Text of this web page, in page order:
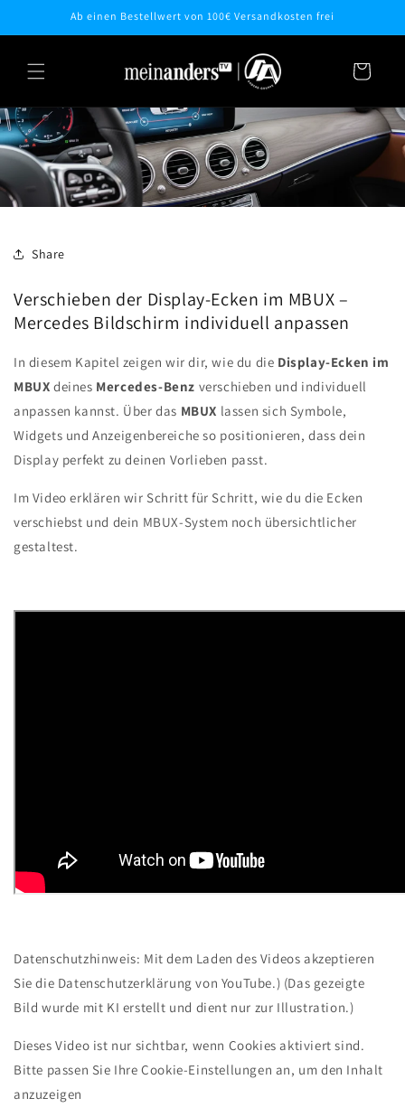
Inhalt
Ab einen Bestellwert von 100€ Versandkosten frei
Warenkorb
Share
Verschieben der Display-Ecken im MBUX –
Mercedes Bildschirm individuell anpassen
In diesem Kapitel zeigen wir dir, wie du die Display-Ecken im
MBUX deines Mercedes-Benz verschieben und individuell
anpassen kannst. Über das MBUX lassen sich Symbole,
Widgets und Anzeigenbereiche so positionieren, dass dein
Display perfekt zu deinen Vorlieben passt.
Im Video erklären wir Schritt für Schritt, wie du die Ecken
verschiebst und dein MBUX-System noch übersichtlicher
gestaltest.
Datenschutzhinweis: Mit dem Laden des Videos akzeptieren
Sie die Datenschutzerklärung von YouTube.) (Das gezeigte
Bild wurde mit KI erstellt und dient nur zur Illustration.)
Dieses Video ist nur sichtbar, wenn Cookies aktiviert sind.
Bitte passen Sie Ihre Cookie-Einstellungen an, um den Inhalt
anzuzeigen